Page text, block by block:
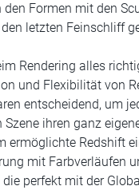
Formen mit den
letzten Feinschliff
Rendering alles
und Flexibilität von
entscheidend, um
ihren ganz
ermöglichte Redshift
mit Farbverläufen
perfekt mit der